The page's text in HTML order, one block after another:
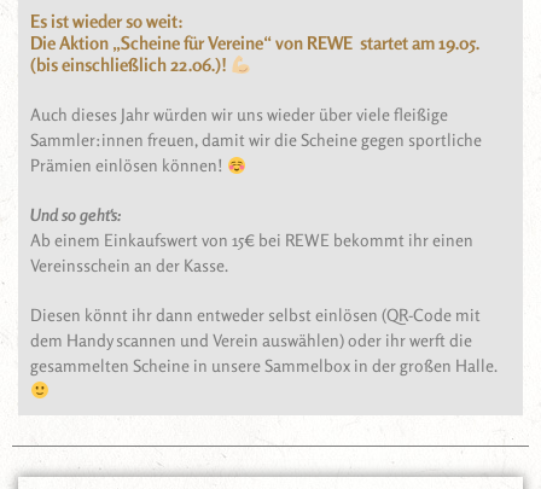
Es ist wieder so weit:
Die Aktion „Scheine für Vereine“ von REWE startet am 19.05.
(bis einschließlich 22.06.)!
Auch dieses Jahr würden wir uns wieder über viele fleißige
Sammler:innen freuen, damit wir die Scheine gegen sportliche
Prämien einlösen können!
Und so geht‘s:
Ab einem Einkaufswert von 15€ bei REWE bekommt ihr einen
Vereinsschein an der Kasse.
Diesen könnt ihr dann entweder selbst einlösen (QR-Code mit
dem Handy scannen und Verein auswählen) oder ihr werft die
gesammelten Scheine in unsere Sammelbox in der großen Halle.